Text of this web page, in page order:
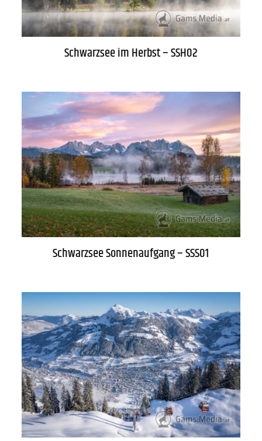
AGB
Datenschutz
Newsletter
Kontakt
Lieferung
Zahlung
Über uns
FAQs
Schwarzsee im Herbst – SSH02
Schwarzsee Sonnenaufgang – SSS01